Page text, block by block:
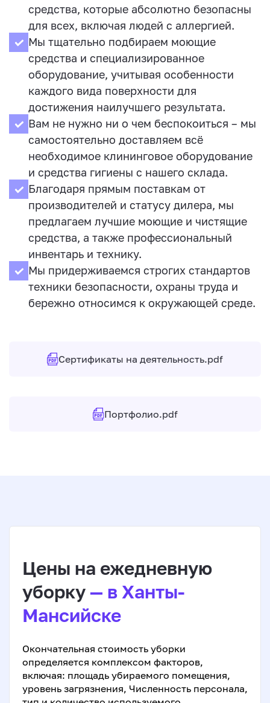
средства, которые абсолютно безопасны
для всех, включая людей с аллергией.
Мы тщательно подбираем моющие
средства и специализированное
оборудование, учитывая особенности
каждого вида поверхности для
достижения наилучшего результата.
Вам не нужно ни о чем беспокоиться – мы
самостоятельно доставляем всё
необходимое клининговое оборудование
и средства гигиены с нашего склада.
Благодаря прямым поставкам от
производителей и статусу дилера, мы
предлагаем лучшие моющие и чистящие
средства, а также профессиональный
инвентарь и технику.
Мы придерживаемся строгих стандартов
техники безопасности, охраны труда и
бережно относимся к окружающей среде.
Сертификаты на деятельность.pdf
Портфолио.pdf
Цены на ежедневную
уборку — в Ханты-
Мансийске
Окончательная стоимость уборки
определяется комплексом факторов,
включая: площадь убираемого помещения,
уровень загрязнения, Численность персонала,